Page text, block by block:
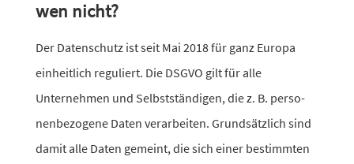
wen nicht?
Der Datenschutz ist seit Mai 2018 für ganz Europa
einheit­lich regu­liert. Die DSGVO gilt für alle
Unternehmen und Selbstständigen, die z. B. perso­
nen­be­zo­gene Daten verar­beiten. Grundsätzlich sind
damit alle Daten gemeint, die sich einer bestimmten